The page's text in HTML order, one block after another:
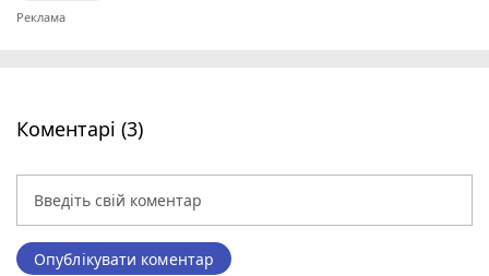
Коментарі (3)
Опублікувати коментар